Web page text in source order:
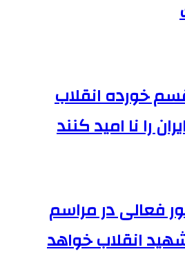
خورده انقلاب
را نا امید کنند
فعالی در مراسم
انقلاب خواهد